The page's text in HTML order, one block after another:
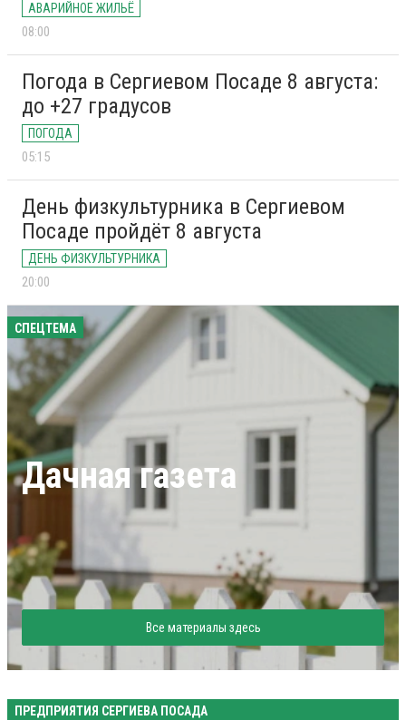
АВАРИЙНОЕ ЖИЛЬЁ
08:00
Погода в Сергиевом Посаде 8 августа:
до +27 градусов
ПОГОДА
05:15
День физкультурника в Сергиевом
Посаде пройдёт 8 августа
ДЕНЬ ФИЗКУЛЬТУРНИКА
20:00
СПЕЦТЕМА
Дачная газета
Все материалы здесь
ПРЕДПРИЯТИЯ СЕРГИЕВА ПОСАДА